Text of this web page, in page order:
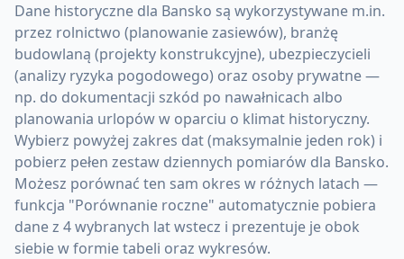
Dane historyczne dla Bansko są wykorzystywane m.in.
przez rolnictwo (planowanie zasiewów), branżę
budowlaną (projekty konstrukcyjne), ubezpieczycieli
(analizy ryzyka pogodowego) oraz osoby prywatne —
np. do dokumentacji szkód po nawałnicach albo
planowania urlopów w oparciu o klimat historyczny.
Wybierz powyżej zakres dat (maksymalnie jeden rok) i
pobierz pełen zestaw dziennych pomiarów dla Bansko.
Możesz porównać ten sam okres w różnych latach —
funkcja "Porównanie roczne" automatycznie pobiera
dane z 4 wybranych lat wstecz i prezentuje je obok
siebie w formie tabeli oraz wykresów.